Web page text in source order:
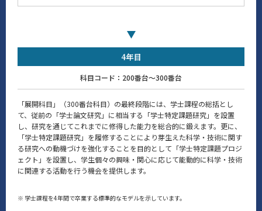
4年目
科目コード：200番台～300番台
「展開科目」（300番台科目）の最終段階には、学士課程の総括とし
て、従前の「学士論文研究」に相当する「学士特定課題研究」を設置
し、研究を通じてこれまでに修得した能力を総合的に鍛えます。更に、
「学士特定課題研究」を履修することにより芽生えた科学・技術に関す
る研究への動機づけを強化することを目的として「学士特定課題プロジ
ェクト」を設置し、学生個々の興味・関心に応じて能動的に科学・技術
に関連する活動を行う機会を提供します。
※ 学士課程を4年間で卒業する標準的なモデルを示しています。